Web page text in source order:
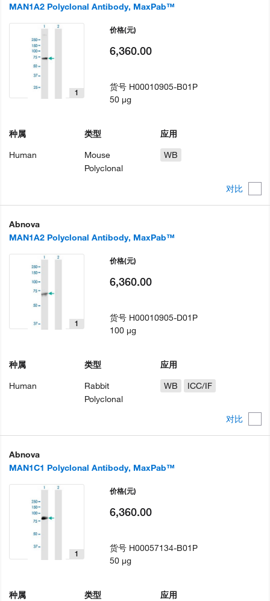
MAN1A2 Polyclonal Antibody, MaxPab™
对比
1
种属
Human
类型
Mouse
Polyclonal
应用
WB
价格(元)
6,360.00
货号 H00010905-B01P
50 µg
Abnova
MAN1A2 Polyclonal Antibody, MaxPab™
对比
1
种属
Human
类型
Rabbit
Polyclonal
应用
WB
ICC/IF
价格(元)
6,360.00
货号 H00010905-D01P
100 µg
Abnova
MAN1C1 Polyclonal Antibody, MaxPab™
1
种属 类型 应用
价格(元)
6,360.00
货号 H00057134-B01P
50 µg